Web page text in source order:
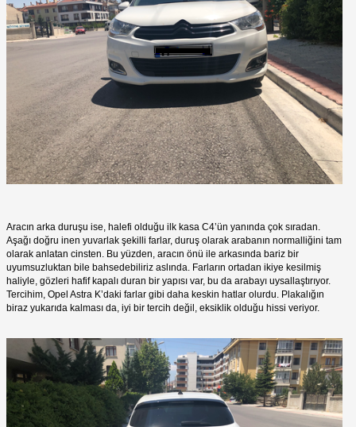
Aracın arka duruşu ise, halefi olduğu ilk kasa C4’ün yanında çok sıradan.
Aşağı doğru inen yuvarlak şekilli farlar, duruş olarak arabanın normalliğini tam
olarak anlatan cinsten. Bu yüzden, aracın önü ile arkasında bariz bir
uyumsuzluktan bile bahsedebiliriz aslında. Farların ortadan ikiye kesilmiş
haliyle, gözleri hafif kapalı duran bir yapısı var, bu da arabayı uysallaştırıyor.
Tercihim, Opel Astra K’daki farlar gibi daha keskin hatlar olurdu. Plakalığın
biraz yukarıda kalması da, iyi bir tercih değil, eksiklik olduğu hissi veriyor.